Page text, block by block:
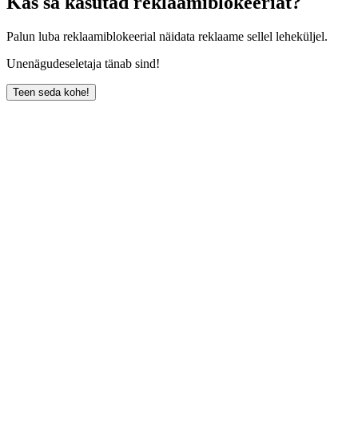
Palun luba reklaamiblokeerial näidata reklaame sellel leheküljel.
Unenägudeseletaja tänab sind!
Teen seda kohe!